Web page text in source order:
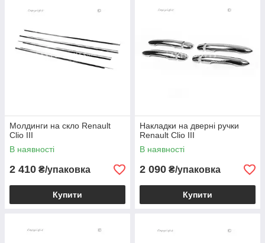
Молдинги на скло Renault
Clio III
В наявності
2 410 ₴/упаковка
Купити
Накладки на дверні ручки
Renault Clio III
В наявності
2 090 ₴/упаковка
Купити